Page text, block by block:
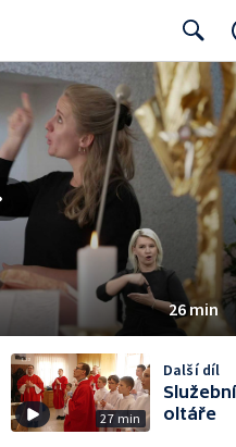
Search
26 min
27 min
Další díl
oltáře